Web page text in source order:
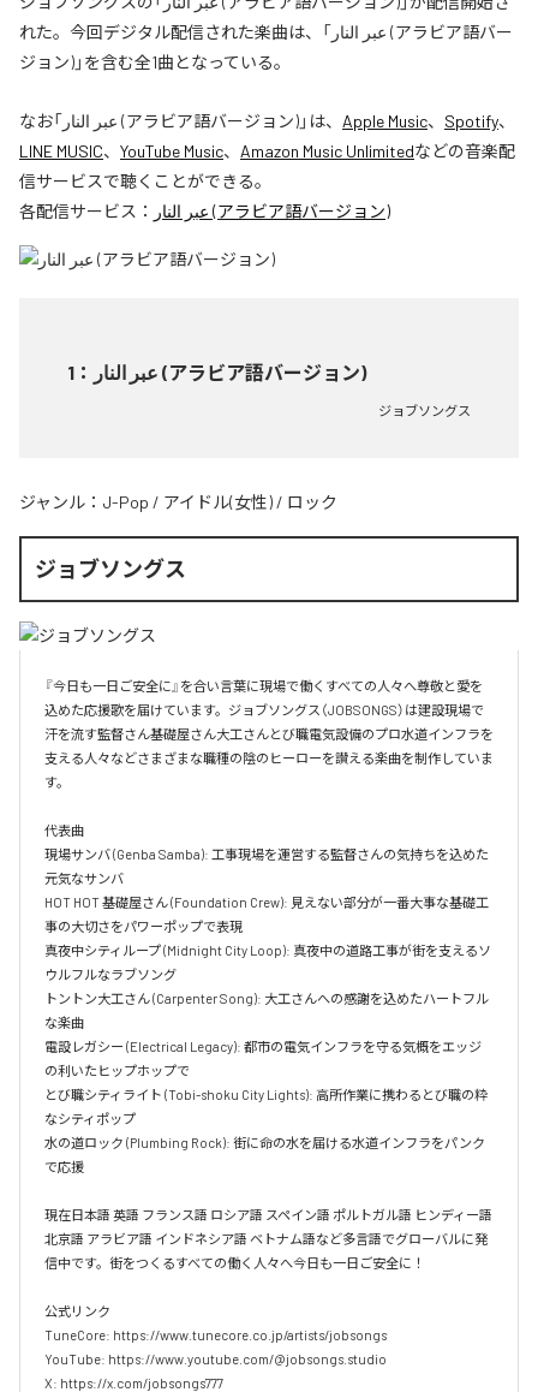
れた。今回デジタル配信された楽曲は、「عبر النار (アラビア語バー
ジョン)」を含む全1曲となっている。
なお「 عبر النار (アラビア語バージョン)」は、 Apple Music、 Spotify、
LINE MUSIC、 YouTube Music、 Amazon Music Unlimitedなどの音楽配
信サービスで聴くことができる。
各配信サービス：
عبر النار (アラビア語バージョン)
1 ： عبر النار (アラビア語バージョン)
ジョブソングス
ジャンル： J-Pop / アイドル(女性) / ロック
ジョブソングス
『今日も一日ご安全に』を合い言葉に現場で働くすべての人々へ尊敬と愛を
込めた応援歌を届けています。ジョブソングス（JOBSONGS）は建設現場で
汗を流す監督さん基礎屋さん大工さんとび職電気設備のプロ水道インフラを
支える人々などさまざまな職種の陰のヒーローを讃える楽曲を制作していま
す。
代表曲
現場サンバ (Genba Samba): 工事現場を運営する監督さんの気持ちを込めた
元気なサンバ
HOT HOT 基礎屋さん (Foundation Crew): 見えない部分が一番大事な基礎工
事の大切さをパワーポップで表現
真夜中シティループ (Midnight City Loop): 真夜中の道路工事が街を支えるソ
ウルフルなラブソング
トントン大工さん (Carpenter Song): 大工さんへの感謝を込めたハートフル
な楽曲
電設レガシー (Electrical Legacy): 都市の電気インフラを守る気概をエッジ
の利いたヒップホップで
とび職シティライト (Tobi-shoku City Lights): 高所作業に携わるとび職の粋
なシティポップ
水の道ロック (Plumbing Rock): 街に命の水を届ける水道インフラをパンク
で応援
現在日本語 英語 フランス語 ロシア語 スペイン語 ポルトガル語 ヒンディー語
北京語 アラビア語 インドネシア語 ベトナム語など多言語でグローバルに発
信中です。街をつくるすべての働く人々へ今日も一日ご安全に！
公式リンク
TuneCore: https://www.tunecore.co.jp/artists/jobsongs
YouTube: https://www.youtube.com/@jobsongs.studio
X: https://x.com/jobsongs777